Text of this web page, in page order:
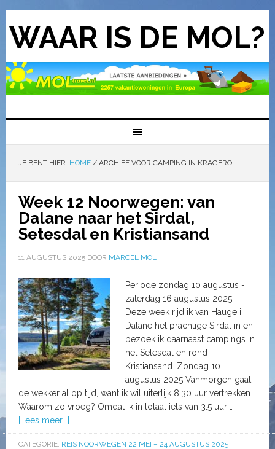
WAAR IS DE MOL?
JE BENT HIER: HOME /ARCHIEF VOOR CAMPING IN KRAGERO
Week 12 Noorwegen: van
Dalane naar het Sirdal,
Setesdal en Kristiansand
11 AUGUSTUS 2025DOOR MARCEL MOL
Periode zondag 10 augustus -
zaterdag 16 augustus 2025.
Deze week rijd ik van Hauge i
Dalane het prachtige Sirdal in en
bezoek ik daarnaast campings in
het Setesdal en rond
Kristiansand. Zondag 10
augustus 2025 Vanmorgen gaat
de wekker al op tijd, want ik wil uiterlijk 8.30 uur vertrekken.
Waarom zo vroeg? Omdat ik in totaal iets van 3.5 uur …
[Lees meer...]
CATEGORIE: REIS NOORWEGEN 22 MEI – 24 AUGUSTUS 2025